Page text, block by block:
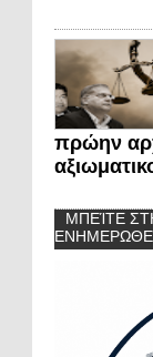
πρώην
ΜΠΕΊΤΕ